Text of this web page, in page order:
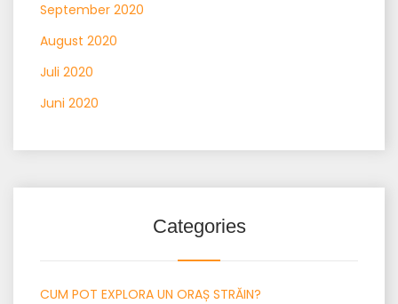
September 2020
August 2020
Juli 2020
Juni 2020
Categories
CUM POT EXPLORA UN ORAȘ STRĂIN?